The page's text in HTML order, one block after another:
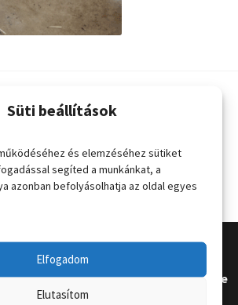
Süti beállítások
és elemzéséhez sütiket
segíted a munkánkat, a
azonban befolyásolhatja az oldal egyes
Elfogadom
Elutasítom
Kapcsola
Hasznos
Terméke